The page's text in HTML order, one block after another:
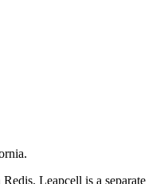
Leapcell is a separate